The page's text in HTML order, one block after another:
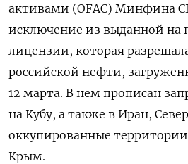
активами (OFAC) Минфина
исключение из выданной на
лицензии, которая
российской нефти,
12 марта. В нем прописан
на Кубу, а также в Иран,
оккупированные
Крым.